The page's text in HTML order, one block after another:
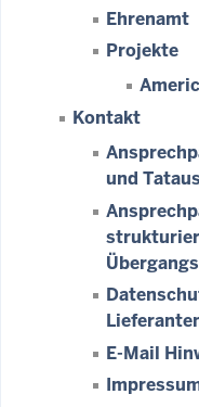
Ehrenamt
Projekte
Kontakt
und
E-Mail